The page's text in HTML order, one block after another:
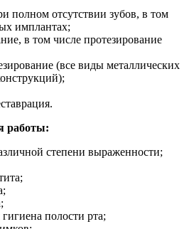
полном отсутствии зубов, в том
имплантах;
в том числе протезирование
(все виды металлических
работы:
степени выраженности;
полости рта;